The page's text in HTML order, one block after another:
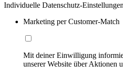
Individuelle Datenschutz-Einstellungen
Marketing per Customer-Match
Mit deiner Einwilligung
unserer Website über Aktionen